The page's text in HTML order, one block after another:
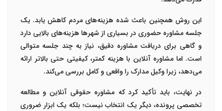
این روش همچنین باعث شده هزینه‌های مردم کاهش یابد. یک
جلسه مشاوره حضوری در بسیاری از شهرها هزینه‌های بالایی دارد
و گاهی برای دریافت مشاوره دقیق، نیاز به چند جلسه متوالی
است. اما مشاوره آنلاین با هزینه کمتر، کیفیتی حتی بالاتر ارائه
می‌دهد، زیرا وکیل مدارک را واقعی و کامل بررسی می‌کند.
در نهایت، باید تأکید کرد که مشاوره حقوقی آنلاین و مطالعه
تخصصی پرونده، دیگر یک انتخاب نیست؛ بلکه یک ابزار ضروری